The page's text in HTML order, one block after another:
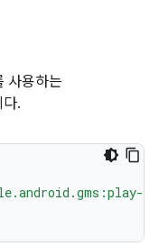
사용하는
.